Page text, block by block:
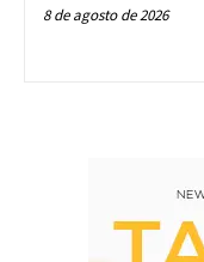
8 de agosto de 2026